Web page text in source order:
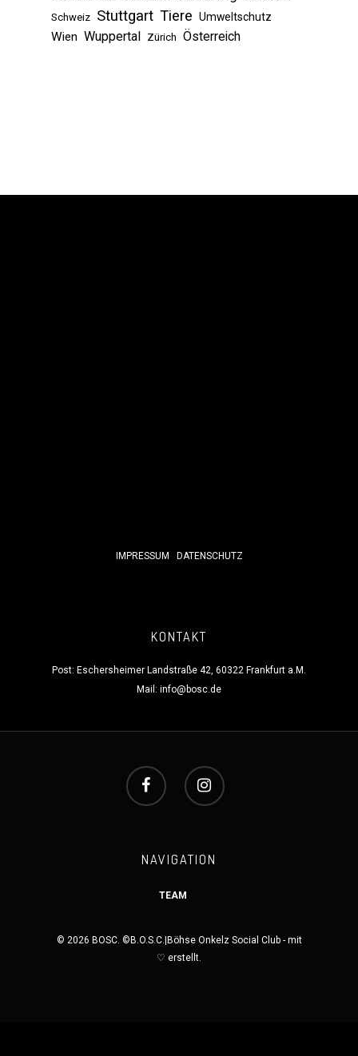
Schweiz Stuttgart Tiere Umweltschutz
Wien Wuppertal Zürich Österreich
IMPRESSUM DATENSCHUTZ
KONTAKT
Post: Eschersheimer Landstraße 42, 60322 Frankfurt a.M.
Mail: info@bosc.de
NAVIGATION
TEAM
© 2026 BOSC. ©B.O.S.C.|Böhse Onkelz Social Club - mit
♡ erstellt.